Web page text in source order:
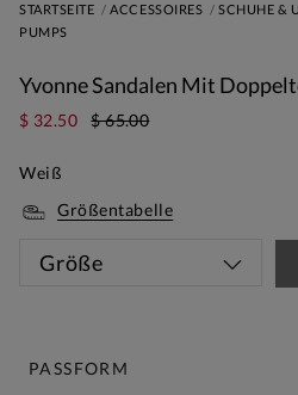
STARTSEITE ACCESSOIRES SCHUHE &
PUMPS
Yvonne Sandalen Mit
$ 32.50 $ 65.00
Weiß
Größentabelle
Größe
PASSFORM